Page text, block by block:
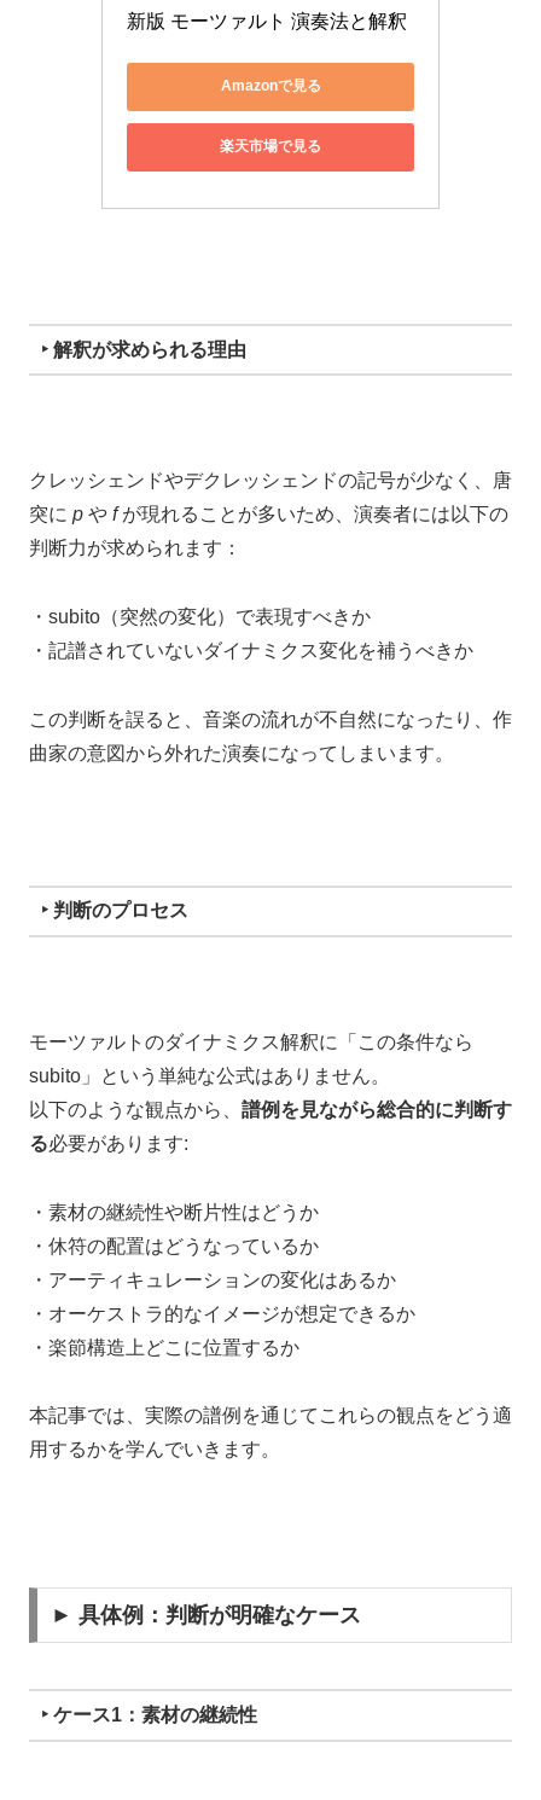
新版 モーツァルト 演奏法と解釈
Amazonで見る
楽天市場で見る
‣ 解釈が求められる理由
クレッシェンドやデクレッシェンドの記号が少なく、唐
突に p や fが現れることが多いため、演奏者には以下の
判断力が求められます：
・subito（突然の変化）で表現すべきか
・記譜されていないダイナミクス変化を補うべきか
この判断を誤ると、音楽の流れが不自然になったり、作
曲家の意図から外れた演奏になってしまいます。
‣ 判断のプロセス
モーツァルトのダイナミクス解釈に「この条件なら
subito」という単純な公式はありません。
以下のような観点から、 譜例を見ながら総合的に判断す
る必要があります:
・素材の継続性や断片性はどうか
・休符の配置はどうなっているか
・アーティキュレーションの変化はあるか
・オーケストラ的なイメージが想定できるか
・楽節構造上どこに位置するか
本記事では、実際の譜例を通じてこれらの観点をどう適
用するかを学んでいきます。
► 具体例：判断が明確なケース
‣ ケース1：素材の継続性